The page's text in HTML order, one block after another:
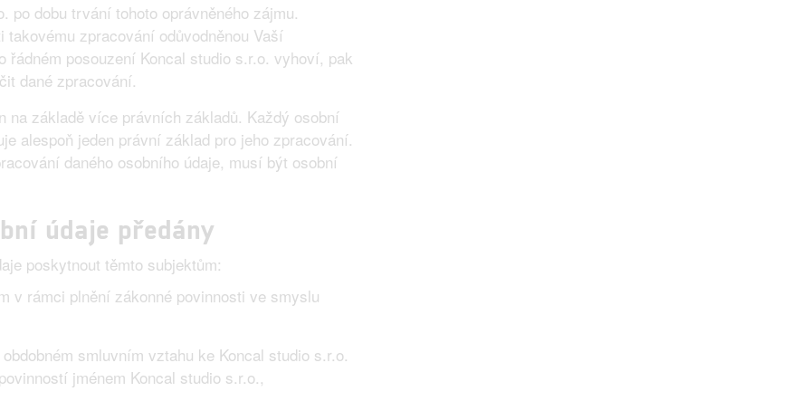
po dobu trvání tohoto oprávněného zájmu.
zpracování odůvodněnou Vaší
řádném posouzení Koncal studio s.r.o. vyhoví, pak
dané zpracování.
na základě více právních základů. Každý osobní
alespoň jeden právní základ pro jeho zpracování.
daného osobního údaje, musí být osobní
údaje předány
poskytnout těmto subjektům:
v rámci plnění zákonné povinnosti ve smyslu
smluvním vztahu ke Koncal studio s.r.o.
jménem Koncal studio s.r.o.,